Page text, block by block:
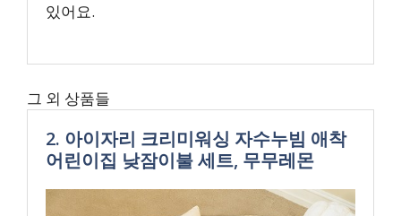
있어요.
그 외 상품들
2. 아이자리 크리미워싱 자수누빔 애착
어린이집 낮잠이불 세트, 무무레몬